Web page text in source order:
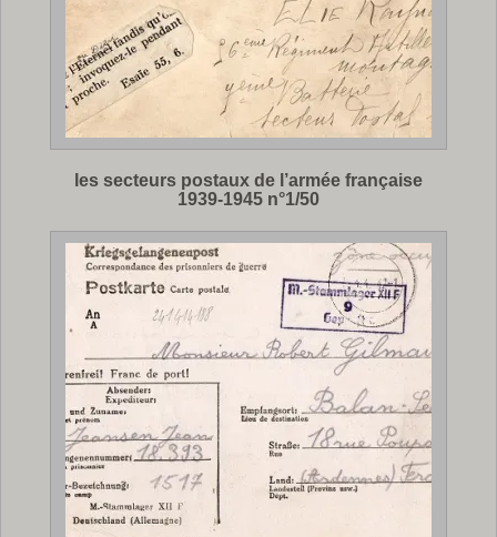
les secteurs postaux de l’armée française
1939-1945 n°1/50